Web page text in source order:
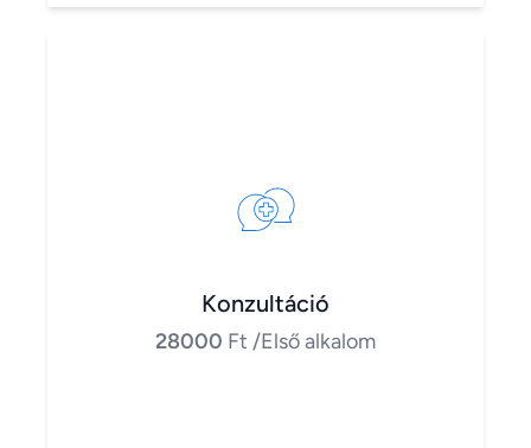
Konzultáció
28000 Ft /Első alkalom